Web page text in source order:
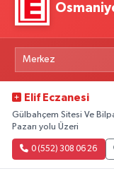
Elif Eczanesi
Gülbahçem Sitesi Ve
Pazarı yolu Üzeri
0 (552) 308 06 26